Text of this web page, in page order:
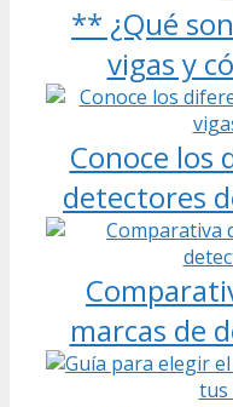
** ¿Qué
vigas y
Conoce los
detectores
marcas de